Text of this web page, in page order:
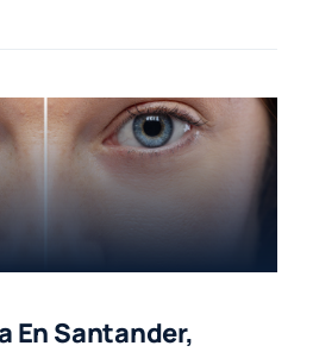
En Santander,